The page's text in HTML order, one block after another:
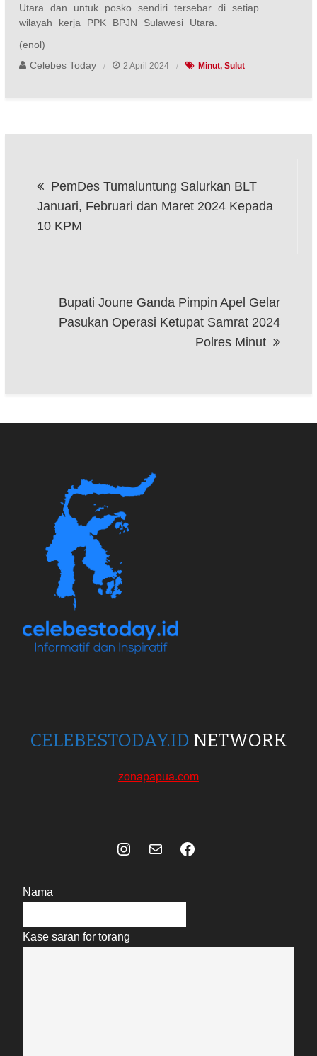
Utara dan untuk posko sendiri tersebar di setiap
wilayah kerja PPK BPJN Sulawesi Utara.
(enol)
Celebes Today
2 April 2024 Minut Sulut
pos
PemDes Tumaluntung Salurkan BLT
Januari, Februari dan Maret 2024 Kepada
10 KPM
Bupati Joune Ganda Pimpin Apel Gelar
Pasukan Operasi Ketupat Samrat 2024
Polres Minut
CELEBESTODAY.ID NETWORK
zonapapua.com
Instagram
Mail Celebes Today Social Media
Nama
Kase saran for torang